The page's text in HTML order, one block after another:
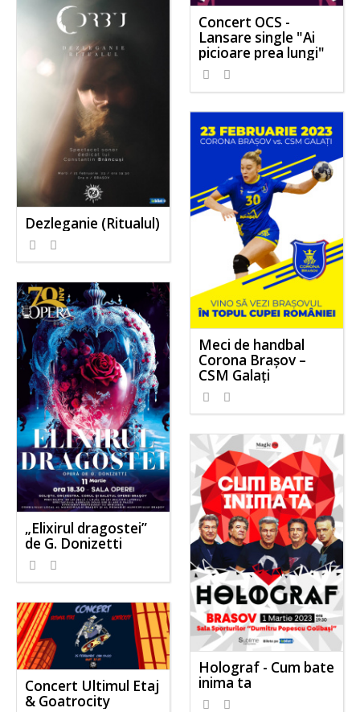
Concert OCS -
Lansare single "Ai
picioare prea lungi"
Dezleganie (Ritualul)
Meci de handbal
Corona Brașov –
CSM Galați
„Elixirul dragostei”
de G. Donizetti
Holograf - Cum bate
inima ta
Concert Ultimul Etaj
& Goatrocity